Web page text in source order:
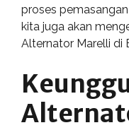
proses
kita juga akan
Alternator Marelli di